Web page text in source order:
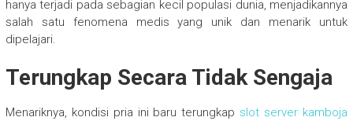
hanya terjadi pada sebagian kecil populasi dunia, menjadikannya
salah satu fenomena medis yang unik dan menarik untuk
dipelajari.
Terungkap Secara Tidak Sengaja
Menariknya, kondisi pria ini baru terungkap slot server kamboja